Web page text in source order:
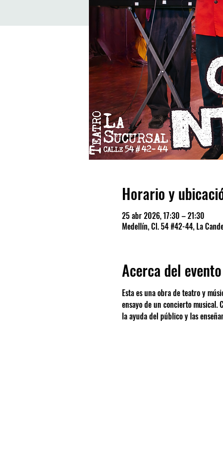
Horario y
25 abr 2026, 17:30 – 21:30
Medellín, Cl. 54 #42-44, La
Acerca del evento
Esta es una obra de teatro y
ensayo de un concierto musical.
la ayuda del público y las